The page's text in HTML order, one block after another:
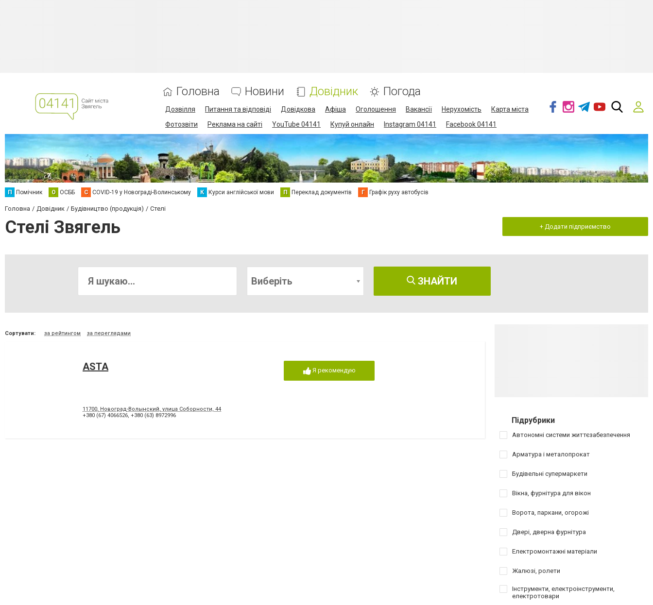
Головна Новини Довідник Погода
Дозвілля Питання та відповіді Довідкова Афіша Оголошення Вакансії Нерухомість
Карта міста
Фотозвіти
Реклама на сайті YouTube 04141 Купуй онлайн Instagram 04141 Facebook 04141
П Помічник О ОСББ C COVID-19 у Новограді-Волинському К Курси англійської мови П Переклад документів Г Графік руху автобусів
Головна Довідник Будівництво (продукція) Стелі
Стелі Звягель + Додати підприємство
Виберіть ЗНАЙТИ
Сортувати: за рейтингом за переглядами
ASTA
11700, Новоград-Волынский, улица Соборности, 44
+380 (67) 4066526, +380 (63) 8972996
Я рекомендую
Підрубрики
Автономні системи життєзабезпечення
Арматура і металопрокат
Будівельні супермаркети
Вікна, фурнітура для вікон
Ворота, паркани, огорожі
Двері, дверна фурнітура
Електромонтажні матеріали
Жалюзі, ролети
Інструменти, електроінструменти,
електротовари